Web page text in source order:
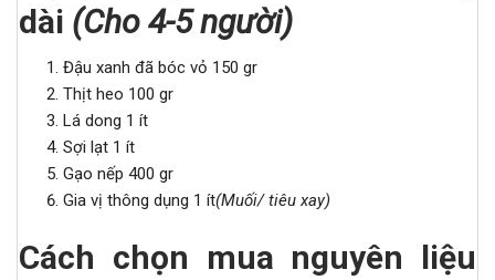
dài (Cho 4-5 người)
Đậu xanh đã bóc vỏ 150 gr
Thịt heo 100 gr
Lá dong 1 ít
Sợi lạt 1 ít
Gạo nếp 400 gr
Gia vị thông dụng 1 ít(Muối/ tiêu xay)
Cách chọn mua nguyên liệu